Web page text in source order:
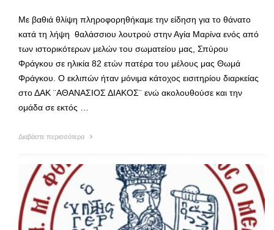
Με βαθιά θλίψη πληροφορηθήκαμε την είδηση για το θάνατο
κατά τη λήψη θαλάσσιου λουτρού στην Αγία Μαρίνα ενός από
των ιστορικότερων μελών του σωματείου μας, Σπύρου
Φράγκου σε ηλικία 82 ετών πατέρα του μέλους μας Θωμά
Φράγκου. Ο εκλιπών ήταν μόνιμα κάτοχος εισιτηρίου διαρκείας
στο ΔΑΚ ¨ΑΘΑΝΑΣΙΟΣ ΔΙΑΚΟΣ¨ ενώ ακολουθούσε και την
ομάδα σε εκτός …
Διαβάστε περισσότερα